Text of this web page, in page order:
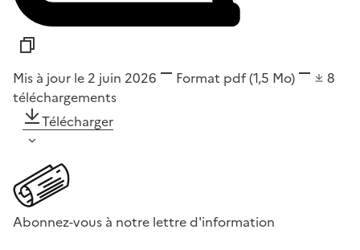
Mis à jour le 2 juin 2026 Format pdf(1,5 Mo)
8
téléchargements
Télécharger
Abonnez-vous à notre lettre d'information